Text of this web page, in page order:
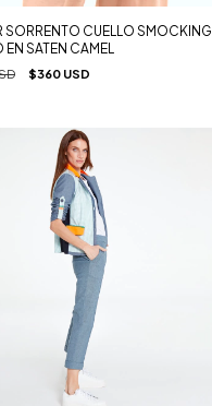
SORRENTO CUELLO SMOCKING
SATEN CAMEL
$360 USD